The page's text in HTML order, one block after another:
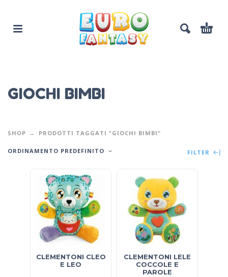
GIOCHI BIMBI
SHOP PRODOTTI TAGGATI “GIOCHI BIMBI”
ORDINAMENTO PREDEFINITO FILTER
CLEMENTONI CLEO
E LEO
CLEMENTONI LELE
COCCOLE E
PAROLE